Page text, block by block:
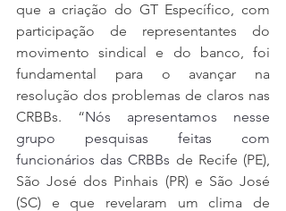
que a criação do GT Específico, com
participação de representantes do
movimento sindical e do banco, foi
fundamental para o avançar na
resolução dos problemas de claros nas
CRBBs. “Nós apresentamos nesse
grupo pesquisas feitas com
funcionários das CRBBs de Recife (PE),
São José dos Pinhais (PR) e São José
(SC) e que revelaram um clima de